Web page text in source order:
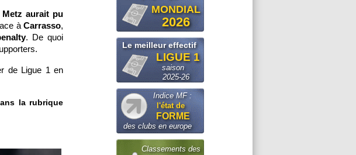
Metz aurait pu
à Carrasso,
. De quoi
de Ligue 1 en
la rubrique
MONDIAL
2026
Le meilleur effectif
LIGUE 1
saison
2025-26
Indice MF :
l'état de
FORME
des clubs en europe
Classements des